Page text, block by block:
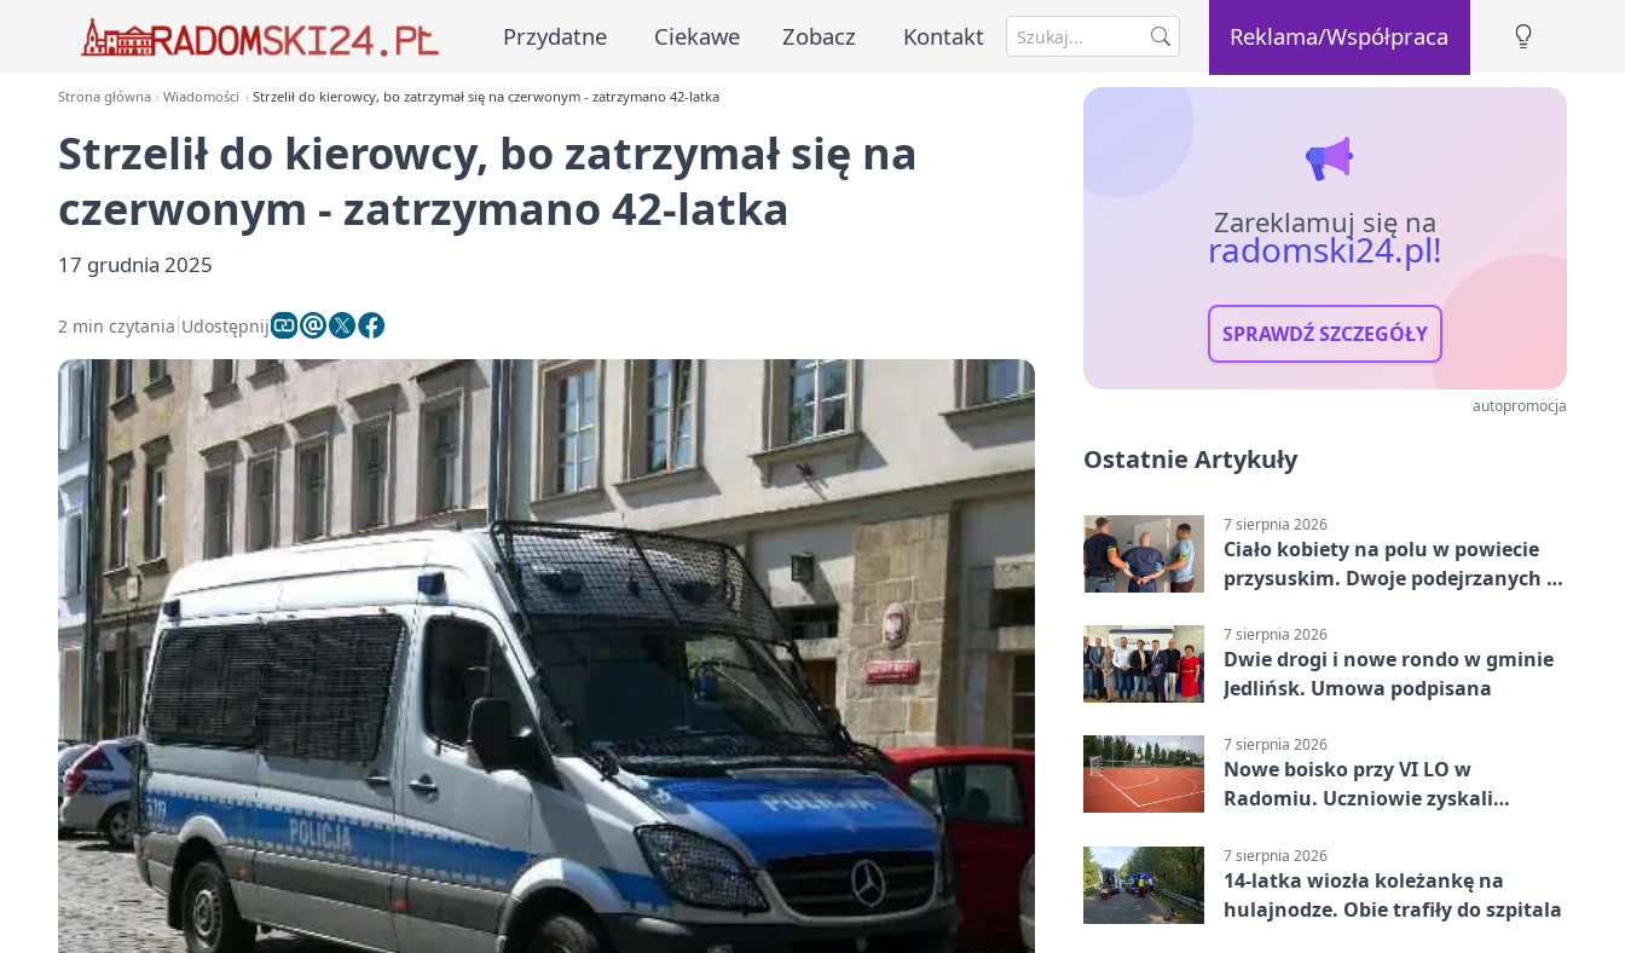
Przydatne Ciekawe Zobacz Kontakt Reklama/Współpraca
Strona główna Wiadomości Strzelił do kierowcy, bo zatrzymał się na czerwonym - zatrzymano 42-latka
Strzelił do kierowcy, bo zatrzymał się na
czerwonym - zatrzymano 42-latka
17 grudnia 2025
2 min czytania Udostępnij
Zareklamuj się na
radomski24.pl!
SPRAWDŹ SZCZEGÓŁY
autopromocja
Ostatnie Artykuły
7 sierpnia 2026
Ciało kobiety na polu w powiecie
przysuskim. Dwoje podejrzanych w
7 sierpnia 2026
Dwie drogi i nowe rondo w gminie
Jedlińsk. Umowa podpisana
7 sierpnia 2026
Nowe boisko przy VI LO w
Radomiu. Uczniowie zyskali
7 sierpnia 2026
14-latka wiozła koleżankę na
hulajnodze. Obie trafiły do szpitala